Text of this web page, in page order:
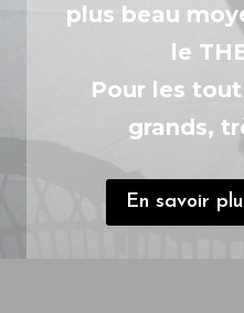
plus beau
le
Pour les
grands,
En savoir